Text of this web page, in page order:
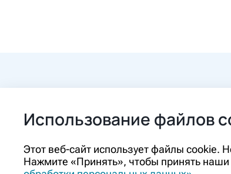
+7
Использование файлов
Этот веб-сайт использует файлы cookie.
Нажмите «Принять», чтобы принять